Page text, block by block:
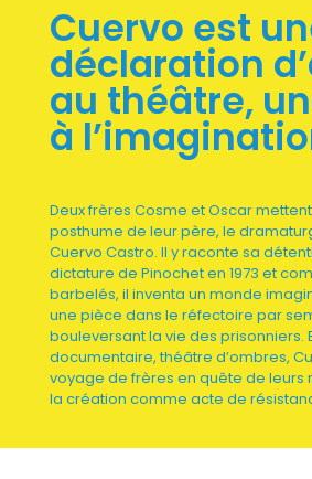
Cuervo est
déclaration
au théâtre,
à
Deux frères Cosme et Oscar
posthume de leur père, le
Cuervo Castro. Il y raconte sa
dictature de Pinochet en 1973 et
barbelés, il inventa un monde
une pièce dans le réfectoire par
bouleversant la vie des prisonniers.
documentaire, théâtre d’ombres,
voyage de frères en quête de leurs
la création comme acte de